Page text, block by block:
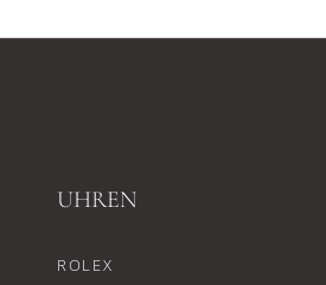
UHREN
ROLEX